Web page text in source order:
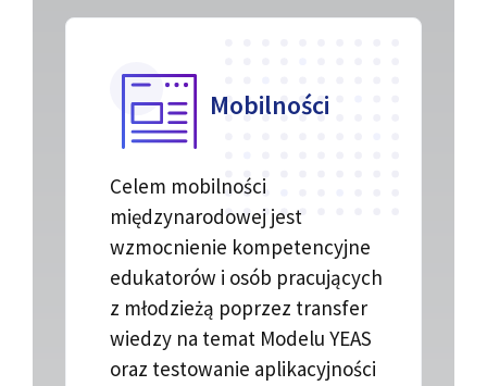
Mobilności
Celem mobilności
międzynarodowej jest
wzmocnienie kompetencyjne
edukatorów i osób pracujących
z młodzieżą poprzez transfer
wiedzy na temat Modelu YEAS
oraz testowanie aplikacyjności